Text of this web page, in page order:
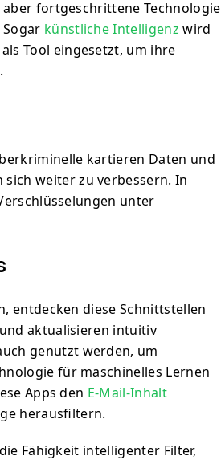
fortgeschrittene Technologie
künstliche Intelligenz wird
Tool eingesetzt, um ihre
kartieren Daten und
weiter zu verbessern. In
unter
entdecken diese Schnittstellen
aktualisieren intuitiv
genutzt werden, um
für maschinelles Lernen
Apps den E-Mail-Inhalt
herausfiltern.
Fähigkeit intelligenter Filter,